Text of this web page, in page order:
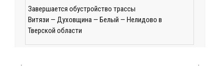
Завершается обустройство трассы
Витязи — Духовщина — Белый — Нелидово в
Тверской области